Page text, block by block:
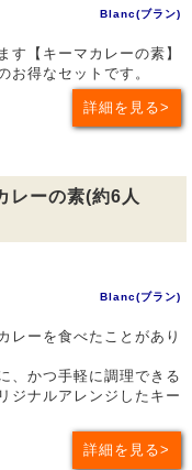
Blanc(ブラン)
す【キーマカレーの素】
お得なセットです。
詳細を見る
レーの素(約6人
Blanc(ブラン)
レーを食べたことがあり
、かつ手軽に調理できる
ジナルアレンジしたキー
詳細を見る